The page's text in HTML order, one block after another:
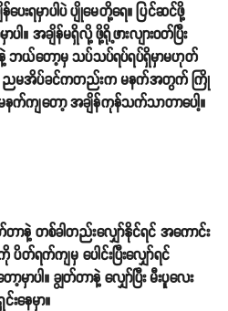
ရမှာပါပဲ ပျိုမေတို့ရေ။ ပြင်ဆင်ဖို့
။ အချိန်မရှိလို့ ဖို့ရို့ဖားလျားဝတ်ပြီး
ဘယ်တော့မှ သပ်သပ်ရပ်ရပ်ရှိမှာမဟုတ်
ာ့ ညမအိပ်ခင်ကတည်းက မနက်အတွက် ကြို
နက်ကျတော့ အချိန်ကုန်သက်သာတာပေါ့။
ာနဲ့ တစ်ခါတည်းလျှော်နိုင်ရင် အကောင်း
တ်ရက်ကျမှ ပေါင်းပြီးလျှော်ရင်
ပါ။ ချွတ်တာနဲ့ လျှော်ပြီး မီးပူလေး
နေမှာ။